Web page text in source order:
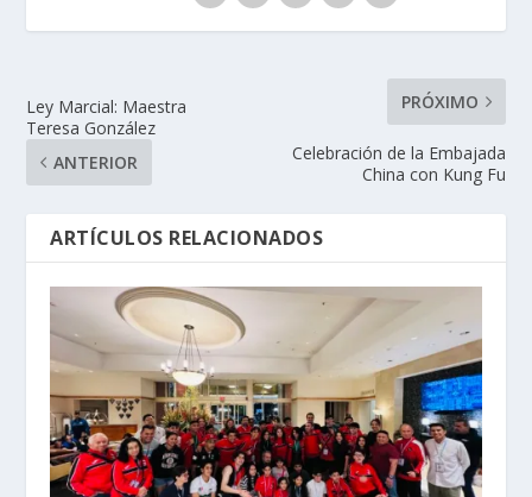
Ley Marcial: Maestra
Teresa González
ANTERIOR
PRÓXIMO
Celebración de la Embajada
China con Kung Fu
ARTÍCULOS RELACIONADOS